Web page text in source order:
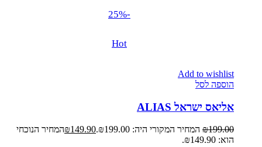
-25%
Hot
Add to wishlist
הוספה לסל
אליאס ישראל ALIAS
₪199.00 המחיר המקורי היה: ₪199.00. ₪149.90
המחיר הנוכחי
הוא: ₪149.90.